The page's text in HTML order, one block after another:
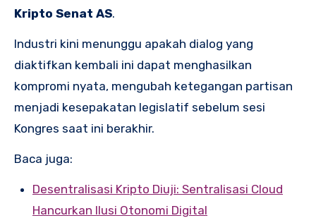
Kripto Senat AS.
Industri kini menunggu apakah dialog yang
diaktifkan kembali ini dapat menghasilkan
kompromi nyata, mengubah ketegangan partisan
menjadi kesepakatan legislatif sebelum sesi
Kongres saat ini berakhir.
Baca juga:
Desentralisasi Kripto Diuji: Sentralisasi Cloud
Hancurkan Ilusi Otonomi Digital